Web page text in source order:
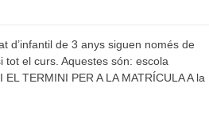
d’infantil de 3 anys siguen només de
tot el curs. Aquestes són: escola
TERMINI PER A LA MATRÍCULA A la